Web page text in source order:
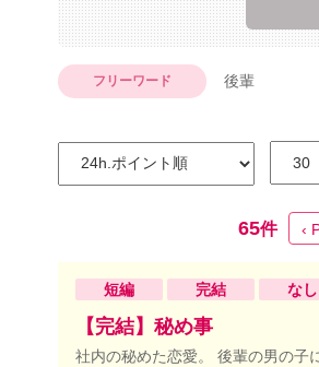
フリーワード 後輩
65件 ‹
短編 完結 なし
【完結】秘め事
社内の秘めた恋愛。 後輩の男の子